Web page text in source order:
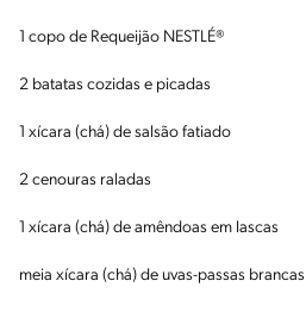
1 copo de Requeijão NESTLÉ®
2 batatas cozidas e picadas
1 xícara (chá) de salsão fatiado
2 cenouras raladas
1 xícara (chá) de amêndoas em lascas
meia xícara (chá) de uvas-passas brancas